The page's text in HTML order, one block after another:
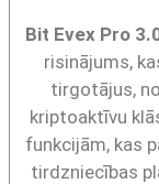
Bit Evex Pro
risinājums,
tirgotājus,
kriptoaktīvu
funkcijām, kas
tirdzniecības